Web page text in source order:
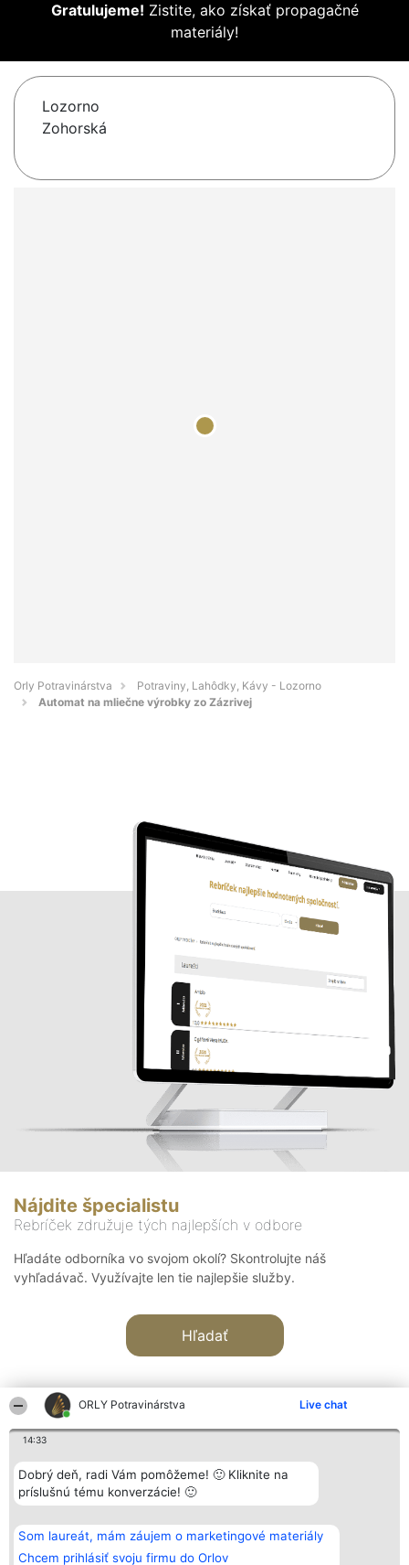
ORLY Potravinárstva Live chat
14:33
Dobrý deň, radi Vám pomôžeme! 🙂 Kliknite na
príslušnú tému konverzácie! 🙂
Som laureát, mám záujem o marketingové materiály
Chcem prihlásiť svoju firmu do Orlov
Gratulujeme! Zistite, ako získať propagačné
materiály!
Lozorno
Zohorská
Orly Potravinárstva
Potraviny, Lahôdky, Kávy - Lozorno
Automat na mliečne výrobky zo Zázrivej
Nájdite špecialistu
Rebríček združuje tých najlepších v odbore
Hľadáte odborníka vo svojom okolí? Skontrolujte náš
vyhľadávač. Využívajte len tie najlepšie služby.
Hľadať
Organizátor hodnotenia
Bright Side Solutions sp. z o.
o. sp. k.
Wrocław 50-079
KRS 0000749100 | Regon
381313360 | NIP 8943132676
Hodnotenie
Laureáti
Lista
Laureatów
Podmienky
Obchodné
Kontakt
Kontakt